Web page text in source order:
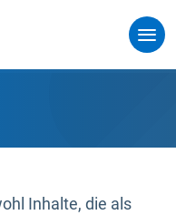
Inhalte, die als